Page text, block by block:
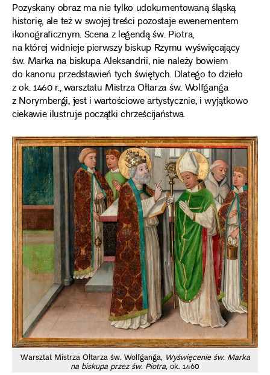
Pozyskany obraz ma nie tylko udokumentowaną śląską
historię, ale też w swojej treści pozostaje ewenementem
ikonograficznym. Scena z legendą św. Piotra,
na której widnieje pierwszy biskup Rzymu wyświęcający
św. Marka na biskupa Aleksandrii, nie należy bowiem
do kanonu przedstawień tych świętych. Dlatego to dzieło
z ok. 1460 r., warsztatu Mistrza Ołtarza św. Wolfganga
z Norymbergi, jest i wartościowe artystycznie, i wyjątkowo
ciekawie ilustruje początki chrześcijaństwa.
Warsztat Mistrza Ołtarza św. Wolfganga, Wyświęcenie św. Marka
na biskupa przez św. Piotra, ok. 1460